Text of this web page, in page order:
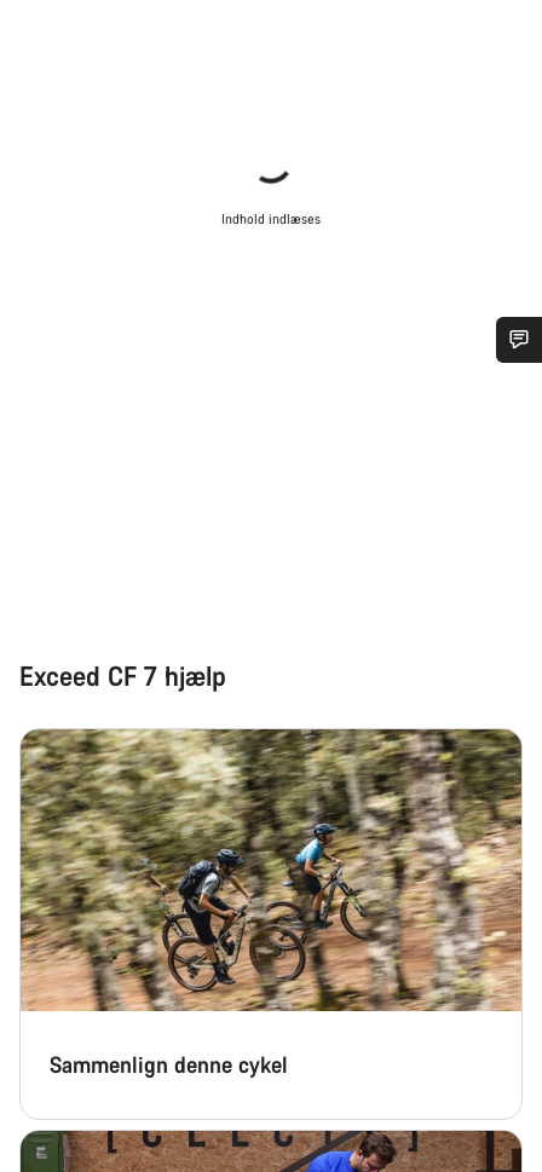
Indhold indlæses
Exceed CF 7 hjælp
Sammenlign denne cykel